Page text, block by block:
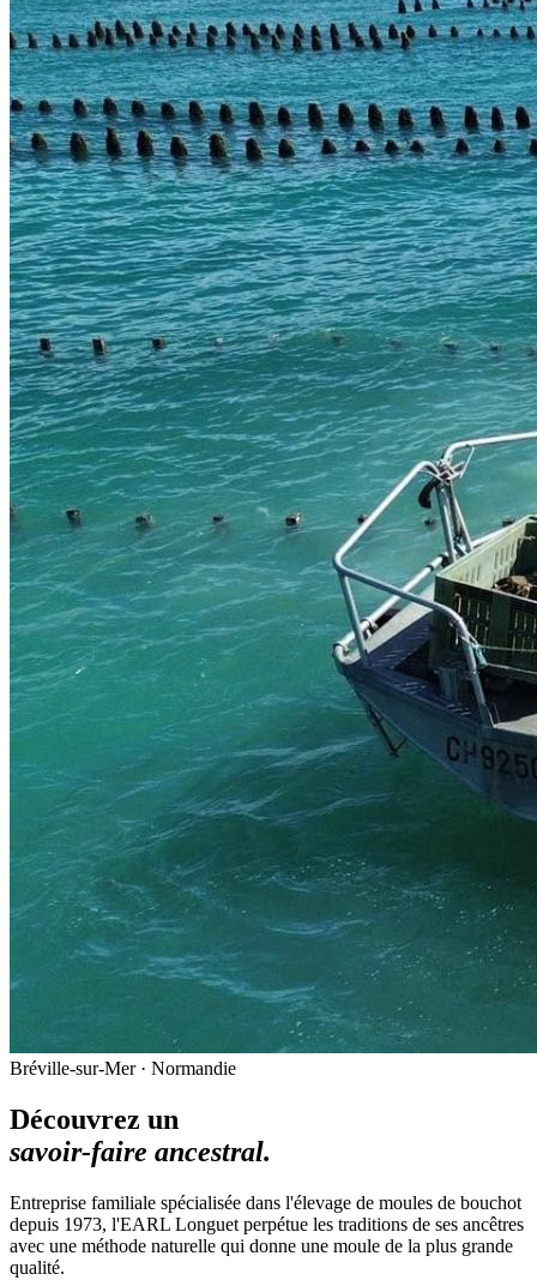
Bréville-sur-Mer · Normandie
Découvrez un
savoir-faire ancestral.
Entreprise familiale spécialisée dans l'élevage de moules de bouchot
depuis 1973, l'EARL Longuet perpétue les traditions de ses ancêtres
avec une méthode naturelle qui donne une moule de la plus grande
qualité.